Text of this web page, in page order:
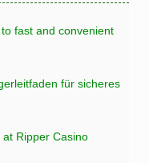
fast and convenient
für sicheres
Ripper Casino